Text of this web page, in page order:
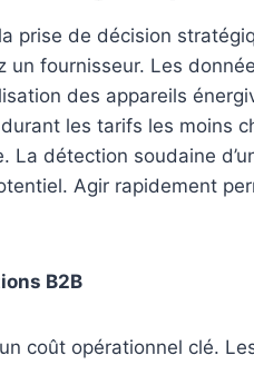
prise de décision
fournisseur. Les
des appareils
les tarifs les moins
détection soudaine
Agir rapidement
B2B
coût opérationnel clé.